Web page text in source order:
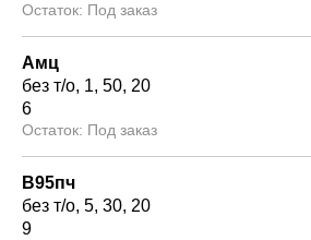
Под заказ
Амц
без т/о 1 50 20
6
Под заказ
В95пч
без т/о 5 30 20
9